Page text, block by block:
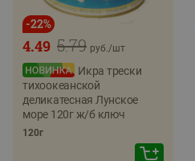
-22%
5.79
4.49 руб./шт
Икра трески
тихоокеанской
деликатесная Лунское
море 120г ж/б ключ
120г